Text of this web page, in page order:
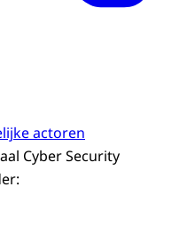
actoren
Cyber Security